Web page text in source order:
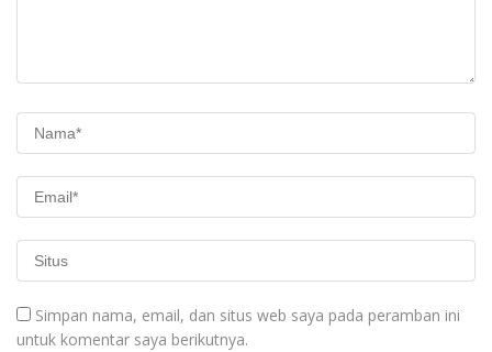
Simpan nama, email, dan situs web saya pada peramban ini
untuk komentar saya berikutnya.